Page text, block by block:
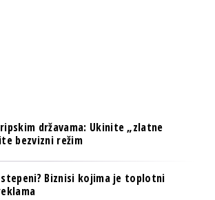
državama: Ukinite „zlatne
bezvizni režim
stepeni? Biznisi kojima je toplotni